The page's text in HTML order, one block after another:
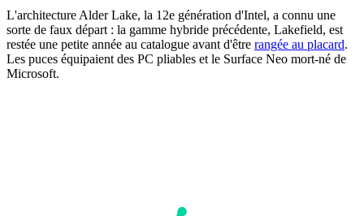
L'architecture Alder Lake, la 12e génération d'Intel, a connu une
sorte de faux départ : la gamme hybride précédente, Lakefield, est
restée une petite année au catalogue avant d'être rangée au placard.
Les puces équipaient des PC pliables et le Surface Neo mort-né de
Microsoft.